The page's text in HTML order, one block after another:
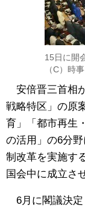
15日に開
（C）時事
安倍晋三首相
戦略特区」の原
育」「都市再生
の活用」の6分
制改革を実施す
国会中に成立さ
6月に閣議決定